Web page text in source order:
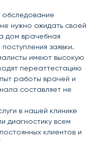
обследование
нужно ожидать своей
дом врачебная
заявки.
имеют высокую
переаттестацию
работы врачей и
составляет не
в нашей клинике
диагностику всем
клиентов и